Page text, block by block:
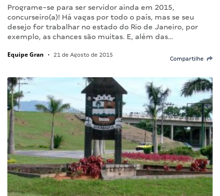
Programe-se para ser servidor ainda em 2015,
concurseiro(a)! Há vagas por todo o país, mas se seu
desejo for trabalhar no estado do Rio de Janeiro, por
exemplo, as chances são muitas. E, além das…
Equipe Gran • 21 de Agosto de 2015
Compartilhe